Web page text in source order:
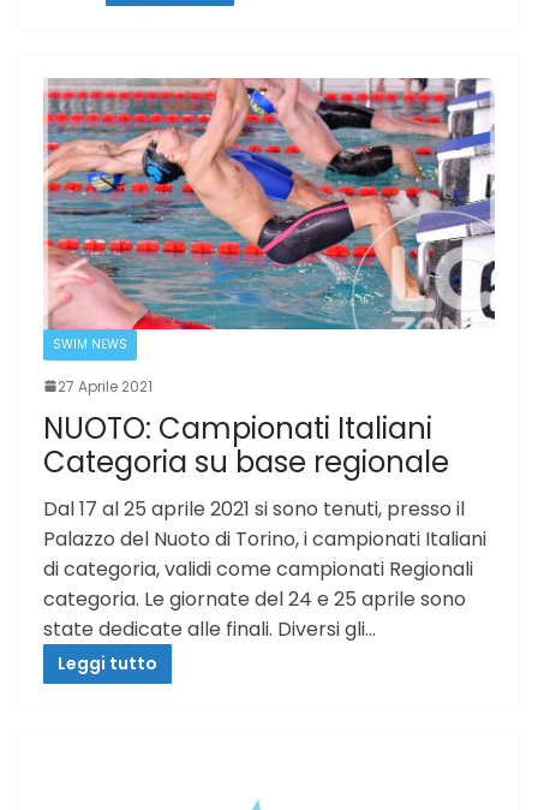
SWIM NEWS
27 Aprile 2021
NUOTO: Campionati Italiani
Categoria su base regionale
Dal 17 al 25 aprile 2021 si sono tenuti, presso il
Palazzo del Nuoto di Torino, i campionati Italiani
di categoria, validi come campionati Regionali
categoria. Le giornate del 24 e 25 aprile sono
state dedicate alle finali. Diversi gli…
Leggi tutto